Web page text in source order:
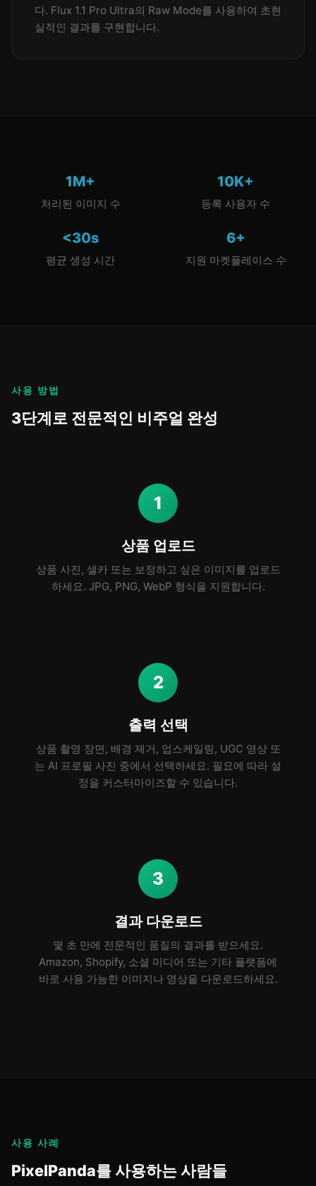
다. Flux 1.1 Pro Ultra의 Raw Mode를 사용하여 초현
실적인 결과를 구현합니다.
1M+
처리된 이미지 수
10K+
등록 사용자 수
<30s
평균 생성 시간
6+
지원 마켓플레이스 수
사용 방법
3단계로 전문적인 비주얼 완성
1
상품 업로드
상품 사진, 셀카 또는 보정하고 싶은 이미지를 업로드
하세요. JPG, PNG, WebP 형식을 지원합니다.
2
출력 선택
상품 촬영 장면, 배경 제거, 업스케일링, UGC 영상 또
는 AI 프로필 사진 중에서 선택하세요. 필요에 따라 설
정을 커스터마이즈할 수 있습니다.
3
결과 다운로드
몇 초 만에 전문적인 품질의 결과를 받으세요.
Amazon, Shopify, 소셜 미디어 또는 기타 플랫폼에
바로 사용 가능한 이미지나 영상을 다운로드하세요.
사용 사례
PixelPanda를 사용하는 사람들